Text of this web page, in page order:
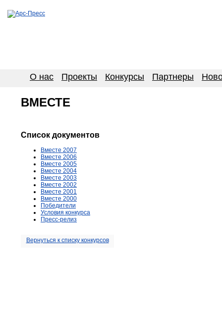
О нас Проекты Конкурсы Партнеры
ВМЕСТЕ
Список документов
Вместе 2007
Вместе 2006
Вместе 2005
Вместе 2004
Вместе 2003
Вместе 2002
Вместе 2001
Вместе 2000
Победители
Условия конкурса
Пресс-релиз
Вернуться к списку конкурсов